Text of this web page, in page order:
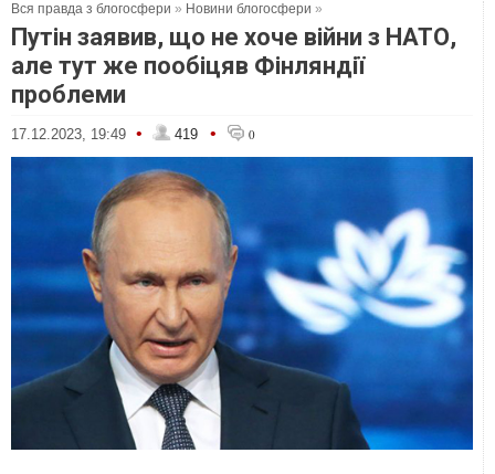
Вся правда з блогосфери » Новини блогосфери »
Путін заявив, що не хоче війни з НАТО,
але тут же пообіцяв Фінляндії
проблеми
17.12.2023, 19:49 • 419 • 0